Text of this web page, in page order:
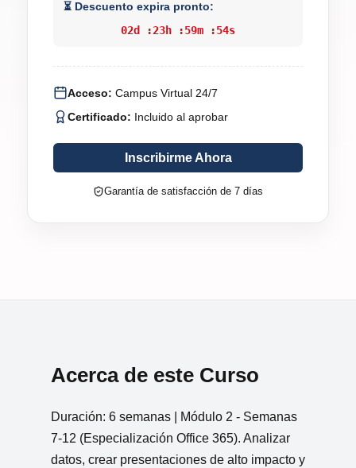
⏳ Descuento expira pronto:
02d :23h :59m :53s
Acceso: Campus Virtual 24/7
Certificado: Incluido al aprobar
Inscribirme Ahora
Garantía de satisfacción de 7 días
Acerca de este Curso
Duración: 6 semanas | Módulo 2 - Semanas
7-12 (Especialización Office 365). Analizar
datos, crear presentaciones de alto impacto y